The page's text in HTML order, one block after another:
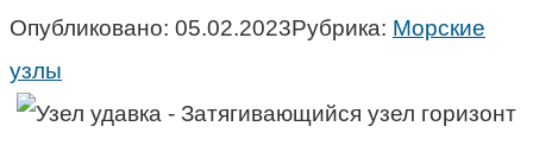
Опубликовано: 05.02.2023Рубрика: Морские
узлы